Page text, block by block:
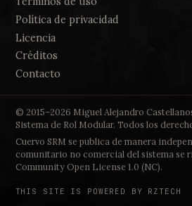
Política de privacidad
Licencia
Créditos
Contacto
© 2015–2026 Miguel Alejandro
Sistema de Rol Modular. Todos los
Cuervo SRM se publica de manera
comunitario no comercial del sistema se
Community Open License 1.0 (NC).
THIS SITE IS POWERED BY RZTECH